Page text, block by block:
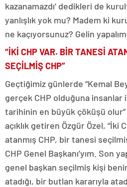
kazanamazdı’ dedikleri de
yanlışlık yok mu? Madem ki
ne kaçıyorsunuz? Gelin
“İKİ CHP VAR. BİR TANESİ
SEÇİLMİŞ CHP”
Geçtiğimiz günlerde “Kemal
gerçek CHP olduğuna insanlar
tarihinin en büyük çöküşü
açıklık getiren Özgür Özel, “İki
atanmış CHP, bir tanesi
CHP Genel Başkanı’yım. Son
genel başkan seçilmiş kişi
atadığı, bir butlan kararıyla